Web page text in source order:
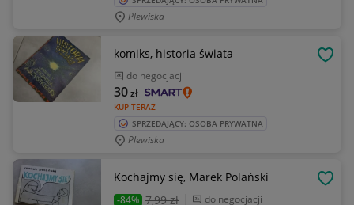
Plewiska
komiks, historia świata
do negocjacji
KUP TERAZ
30zł
SPRZEDAJĄCY: OSOBA PRYWATNA
Plewiska
Kochajmy się, Marek Polański
-84% 7,99 zł do negocjacji